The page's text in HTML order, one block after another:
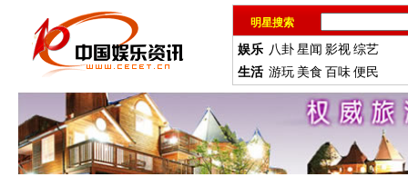
明星搜索
娱乐 八卦星闻 影视综艺
生活 游玩 美食 百味便民